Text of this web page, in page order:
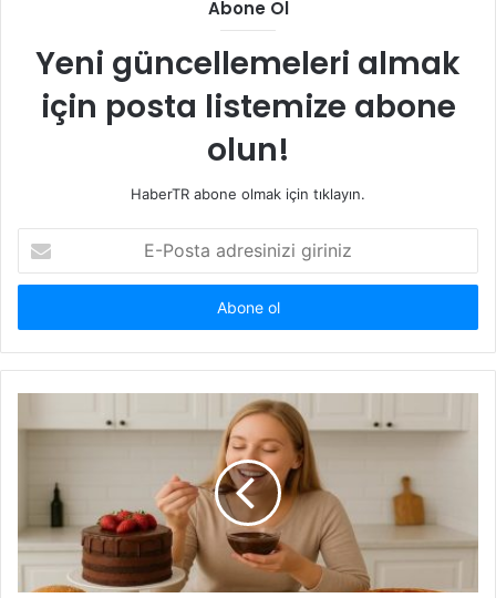
Abone Ol
Yeni güncellemeleri almak
için posta listemize abone
olun!
HaberTR abone olmak için tıklayın.
Posta
adresinizi